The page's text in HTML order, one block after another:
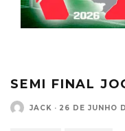
SEMI FINAL
JACK · 26 DE JUNHO